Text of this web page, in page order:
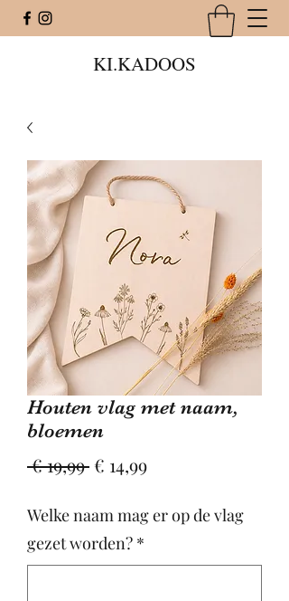
KI.KADOOS
Houten vlag met naam,
bloemen
€ 19,99 Normale
€ 14,99Verkoopprijs
Welke naam mag er op de vlag
gezet worden? *